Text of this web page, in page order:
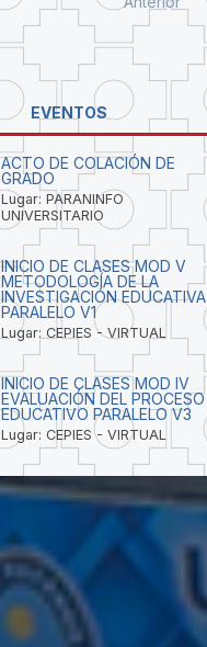
EVENTOS
ACTO DE COLACIÓN DE
GRADO
Lugar: PARANINFO
UNIVERSITARIO
INICIO DE CLASES MOD V
METODOLOGÍA DE LA
INVESTIGACIÓN EDUCATIVA
PARALELO V1
Lugar: CEPIES - VIRTUAL
INICIO DE CLASES MOD IV
EVALUACIÓN DEL PROCESO
EDUCATIVO PARALELO V3
Lugar: CEPIES - VIRTUAL